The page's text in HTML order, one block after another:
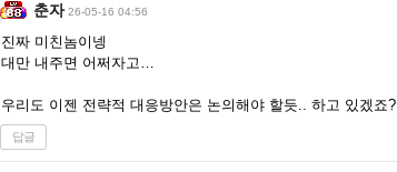
춘자 26-05-16 04:56
진짜 미친놈이넹
대만 내주면 어쩌자고…
우리도 이젠 전략적 대응방안은 논의해야 할듯.. 하고 있겠죠?
답글